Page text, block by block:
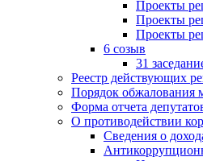
Проекты
Проекты
Проекты
6 созыв
31
Реестр действующих
Порядок обжалования
Форма отчета
О противодействии
Сведения о